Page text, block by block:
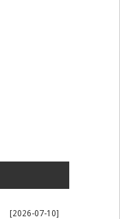
[2026-07-10]